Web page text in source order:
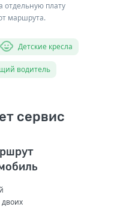
отдельную плату
маршрута.
Детские кресла
водитель
сервис